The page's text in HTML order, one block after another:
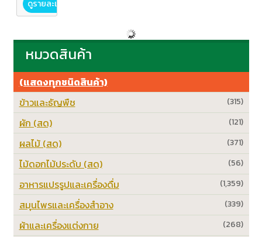
ดูรายละเอียด
หมวดสินค้า
(แสดงทุกชนิดสินค้า)
(315)
ข้าวและธัญพืช
(121)
ผัก (สด)
(371)
ผลไม้ (สด)
(56)
ไม้ดอกไม้ประดับ (สด)
(1,359)
อาหารแปรรูปและเครื่องดื่ม
(339)
สมุนไพรและเครื่องสำอาง
(268)
ผ้าและเครื่องแต่งกาย